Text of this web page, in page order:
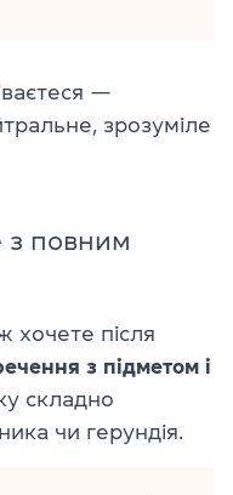
—
зрозуміле
з повним
після
з підметом і
складно
чи герундія.